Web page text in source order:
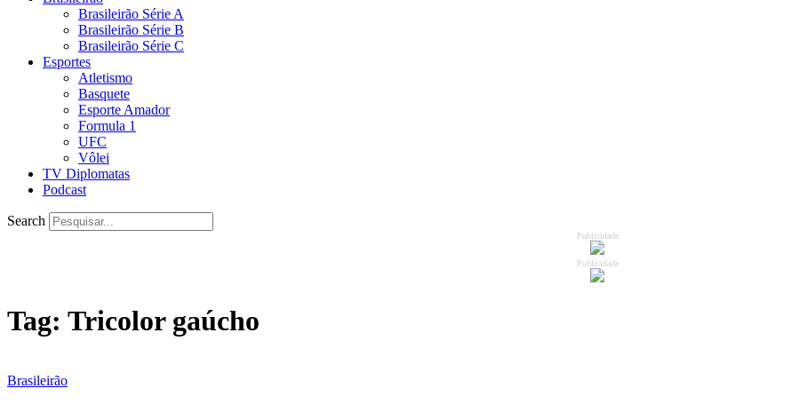
Brasileirão Série A
Brasileirão Série B
Brasileirão Série C
Esportes
Atletismo
Basquete
Esporte Amador
Formula 1
UFC
Vôlei
TV Diplomatas
Podcast
Search
Publicidade
Publicidade
Tag: Tricolor gaúcho
Brasileirão